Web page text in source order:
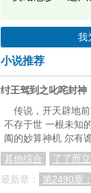
我
小说推荐
纣王驾到之叱咤封神
传说，开天辟地
不存于世 一根未知
阖的妙算神机 尔有
其他综合
了了而立
最新章：
第2490章